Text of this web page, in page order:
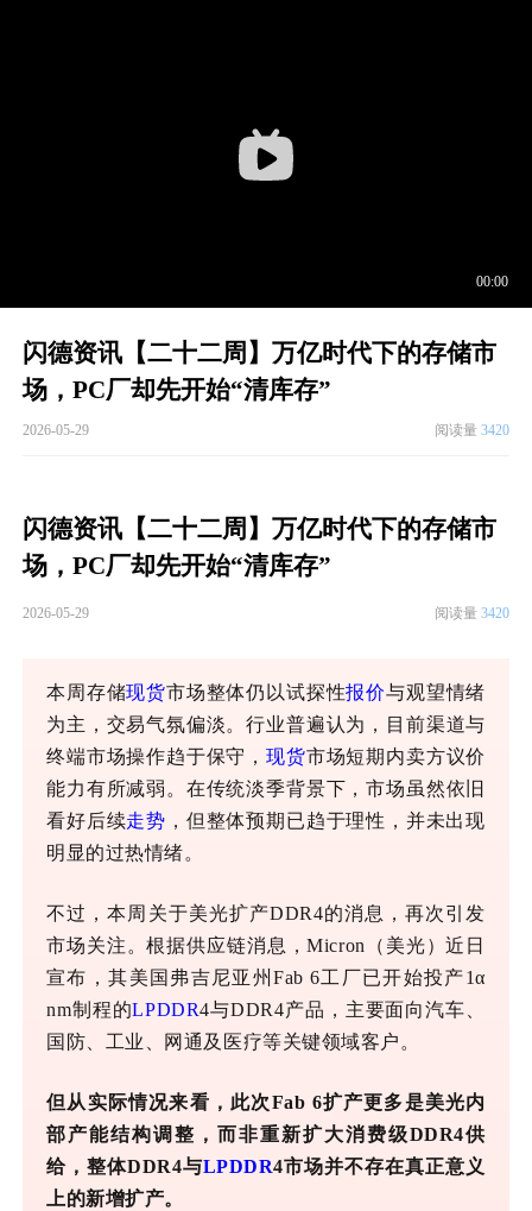
闪德资讯【二十二周】万亿时代下的存储市
场，PC厂却先开始“清库存”
2026-05-29 阅读量 3420
闪德资讯【二十二周】万亿时代下的存储市
场，PC厂却先开始“清库存”
2026-05-29 阅读量 3420
本周存储现货市场整体仍以试探性报价与观望情绪
为主，交易气氛偏淡。行业普遍认为，目前渠道与
终端市场操作趋于保守，现货市场短期内卖方议价
能力有所减弱。在传统淡季背景下，市场虽然依旧
看好后续走势 ，但整体预期已趋于理性，并未出现
明显的过热情绪。
不过，本周关于美光扩产DDR4的消息，再次引发
市场关注。根据供应链消息，Micron（美光）近日
宣布，其美国弗吉尼亚州Fab 6工厂已开始投产1α
nm制程的LPDDR4与DDR4产品，主要面向汽车、
国防、工业、网通及医疗等关键领域客户。
但从实际情况来看，此次Fab 6扩产更多是美光内
部产能结构调整，而非重新扩大消费级DDR4供
给，整体DDR4与LPDDR4市场并不存在真正意义
上的新增扩产。